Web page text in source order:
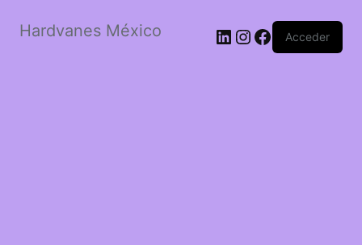
Hardvanes México LinkedIn
Instagram
Facebook
Acceder